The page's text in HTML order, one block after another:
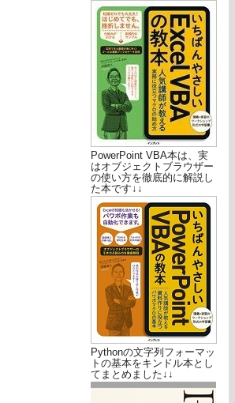
PowerPoint VBA本は、実
はオブジェクトブラウザー
の使い方を徹底的に解説し
た本です↓↓
Pythonの文字列フォーマッ
トの基本をキンドル本とし
てまとめました↓↓